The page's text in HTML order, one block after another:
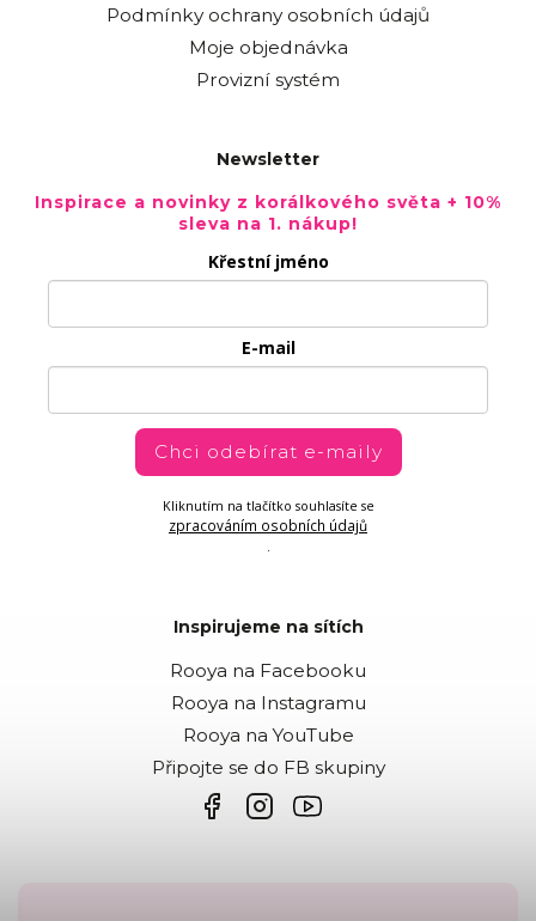
Podmínky ochrany osobních údajů
Moje objednávka
Provizní systém
Newsletter
Inspirace a novinky z korálkového světa + 10%
sleva na 1. nákup!
Křestní jméno
E-mail
Chci odebírat e-maily
Kliknutím na tlačítko souhlasíte se
zpracováním osobních údajů
.
Inspirujeme na sítích
Rooya na Facebooku
Rooya na Instagramu
Rooya na YouTube
Připojte se do FB skupiny